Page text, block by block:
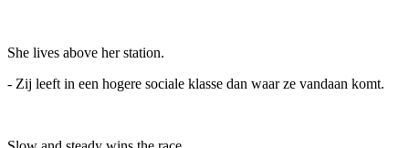
She lives above her station.
- Zij leeft in een hogere sociale klasse dan waar ze vandaan komt.